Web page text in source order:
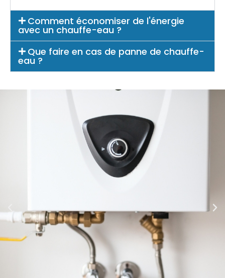
Comment économiser de l'énergie
avec un chauffe-eau ?
Que faire en cas de panne de chauffe-
eau ?